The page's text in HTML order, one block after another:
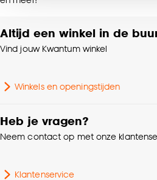
noodzakelijke cookies te
accepteren door op ‘Cookies
klikken.
Goed om te weten is dat je
kan aanpassen, bekijk hiervoor
Gewicht gram per m2
Mate verduisterend
Altijd een winkel in de
Vind jouw Kwantum winkel
Winkels en openingstijden
Heb je vragen?
Neem contact op met onze
Klantenservice